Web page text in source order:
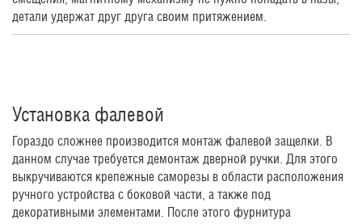
детали удержат друг друга своим притяжением.
Установка фалевой
Гораздо сложнее производится монтаж фалевой защелки. В
данном случае требуется демонтаж дверной ручки. Для этого
выкручиваются крепежные саморезы в области расположения
ручного устройства с боковой части, а также под
декоративными элементами. После этого фурнитура